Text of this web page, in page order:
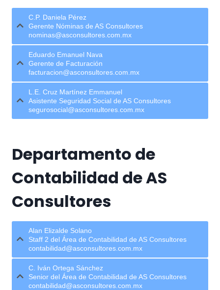
C.P. Daniela Pérez
Gerente Nóminas de AS Consultores
nominas@asconsultores.com.mx
Eduardo Emanuel Nava
Gerente de Facturación
facturacion@asconsultores.com.mx
L.E. Cruz Martínez Emmanuel
Asistente Seguridad Social de AS Consultores
segurosocial@asconsultores.com.mx
Departamento de
Contabilidad de AS
Consultores
Alan Elizalde Solano
Staff 2 del Área de Contabilidad de AS Consultores
contabilidad@asconsultores.com.mx
C. Iván Ortega Sánchez
Senior del Área de Contabilidad de AS Consultores
contabilidad@asconsultores.com.mx